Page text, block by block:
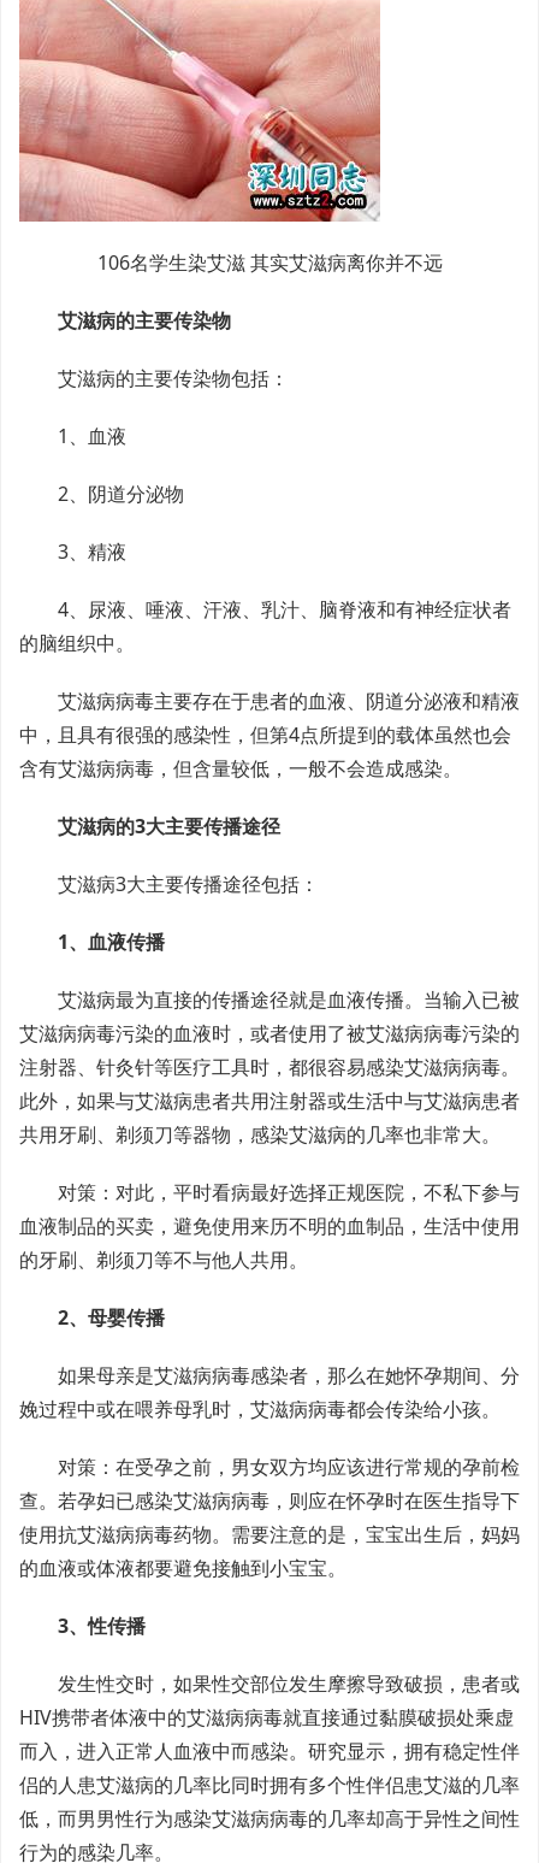
106名学生染艾滋 其实艾滋病离你并不远
艾滋病的主要传染物
艾滋病的主要传染物包括：
1、血液
2、阴道分泌物
3、精液
4、尿液、唾液、汗液、 乳汁、 脑脊液和有神经症状者
的脑组织中。
艾滋病病毒主要存在于患者的血液、阴道分泌液和精液
中，且具有很强的感染性，但第4点所提到的载体虽然也会
含有艾滋病病毒，但含量较低，一般不会造成感染。
艾滋病的3大主要传播途径
艾滋病3大主要传播途径包括：
1、血液传播
艾滋病最为直接的传播途径就是血液传播。当输入已被
艾滋病病毒污染的血液时，或者使用了被艾滋病病毒污染的
注射器、针灸针等医疗工具时，都很容易感染艾滋病病毒。
此外，如果与艾滋病患者共用注射器或生活中与艾滋病患者
共用牙刷、剃须刀等器物，感染艾滋病的几率也非常大。
对策：对此，平时看病最好选择正规医院，不私下参与
血液制品的买卖，避免使用来历不明的血制品，生活中使用
的牙刷、剃须刀等不与他人共用。
2、母婴传播
如果母亲是艾滋病病毒感染者，那么在她怀孕期间、分
娩过程中或在喂养母乳时，艾滋病病毒都会传染给小孩。
对策：在受孕之前，男女双方均应该进行常规的孕前检
查。若孕妇已感染艾滋病病毒，则应在怀孕时在医生指导下
使用抗艾滋病病毒药物。需要注意的是，宝宝出生后，妈妈
的血液或体液都要避免接触到小宝宝。
3、性传播
发生性交时，如果性交部位发生摩擦导致破损，患者或
HIV携带者体液中的艾滋病病毒就直接通过黏膜破损处乘虚
而入，进入正常人血液中而感染。研究显示，拥有稳定性伴
侣的人患艾滋病的几率比同时拥有多个性伴侣患艾滋的几率
低，而男男性行为感染艾滋病病毒的几率却高于异性之间性
行为的感染几率。